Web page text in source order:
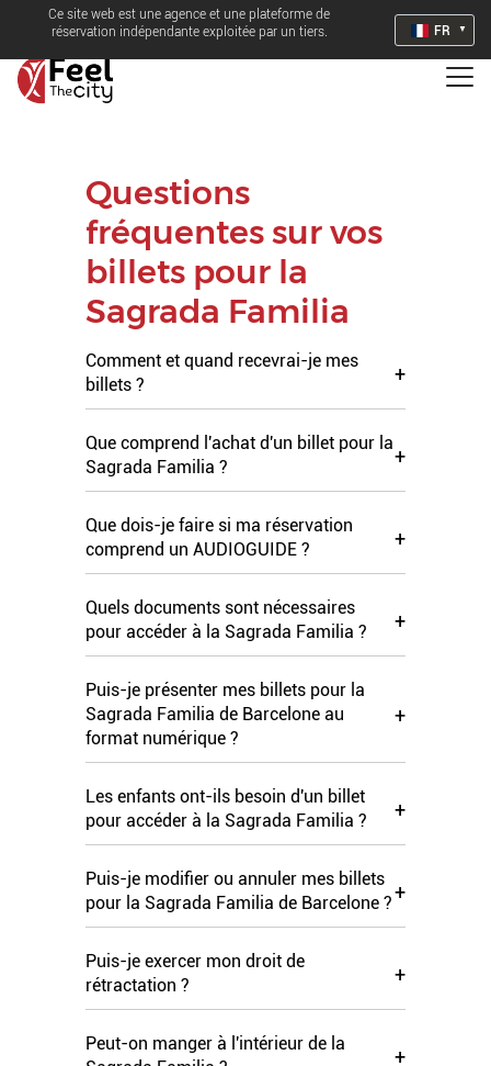
Ce site web est une agence et une plateforme de
réservation indépendante exploitée par un tiers.
FR
Questions
fréquentes sur vos
billets pour la
Sagrada Familia
Comment et quand recevrai-je mes
billets ?
+
Que comprend l'achat d'un billet pour la
Sagrada Familia ?
+
Que dois-je faire si ma réservation
comprend un AUDIOGUIDE ?
+
Quels documents sont nécessaires
pour accéder à la Sagrada Familia ?
+
Puis-je présenter mes billets pour la
Sagrada Familia de Barcelone au
format numérique ?
+
Les enfants ont-ils besoin d'un billet
pour accéder à la Sagrada Familia ?
+
Puis-je modifier ou annuler mes billets
pour la Sagrada Familia de Barcelone ?+
Puis-je exercer mon droit de
rétractation ?
+
Peut-on manger à l'intérieur de la
+